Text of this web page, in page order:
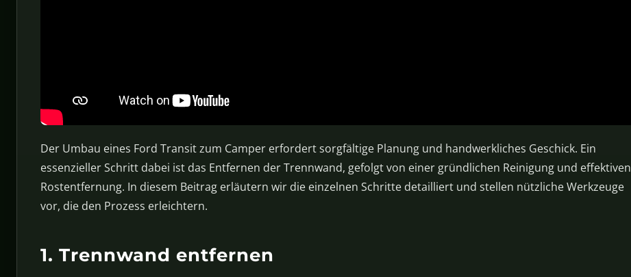
Der Umbau eines Ford Transit zum Camper erfordert sorgfältige Planung und handwerkliches Geschick. Ein
essenzieller Schritt dabei ist das Entfernen der Trennwand, gefolgt von einer gründlichen Reinigung und effektiven
Rostentfernung. In diesem Beitrag erläutern wir die einzelnen Schritte detailliert und stellen nützliche Werkzeuge
vor, die den Prozess erleichtern.
1. Trennwand entfernen